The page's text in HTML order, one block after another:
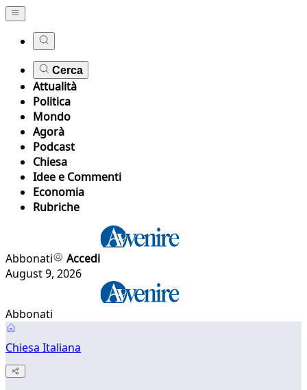
Cerca
Attualità
Politica
Mondo
Agorà
Podcast
Chiesa
Idee e Commenti
Economia
Rubriche
Abbonati
Accedi
August 9, 2026
Abbonati
Chiesa Italiana